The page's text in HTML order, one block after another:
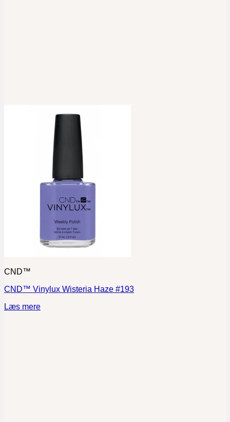
CND™
CND™ Vinylux Wisteria Haze #193
Læs mere